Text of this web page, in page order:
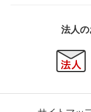
法人